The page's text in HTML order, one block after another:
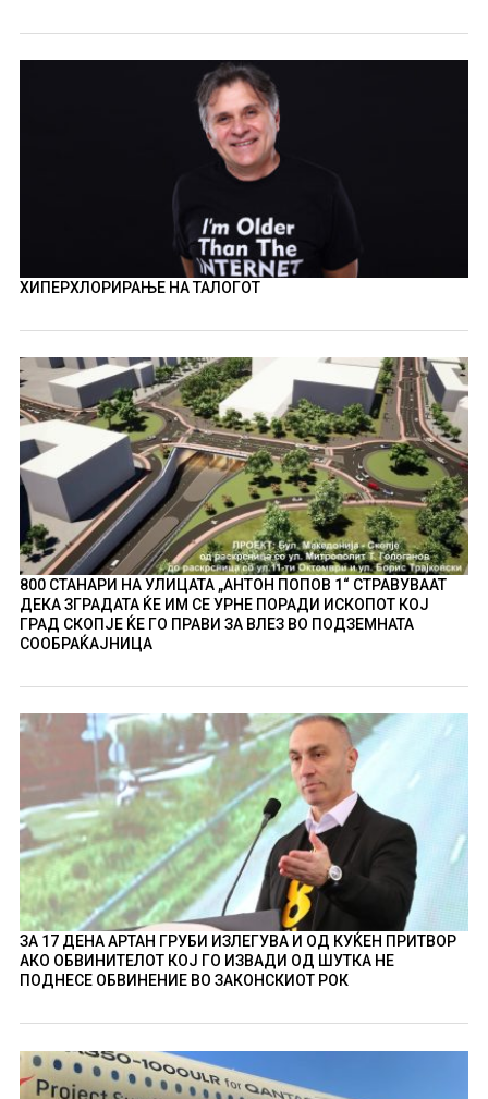
ХИПЕРХЛОРИРАЊЕ НА ТАЛОГОТ
800 СТАНАРИ НА УЛИЦАТА „АНТОН ПОПОВ 1“ СТРАВУВААТ
ДЕКА ЗГРАДАТА ЌЕ ИМ СЕ УРНЕ ПОРАДИ ИСКОПОТ КОЈ
ГРАД СКОПЈЕ ЌЕ ГО ПРАВИ ЗА ВЛЕЗ ВО ПОДЗЕМНАТА
СООБРАЌАЈНИЦА
ЗА 17 ДЕНА АРТАН ГРУБИ ИЗЛЕГУВА И ОД КУЌЕН ПРИТВОР
АКО ОБВИНИТЕЛОТ КОЈ ГО ИЗВАДИ ОД ШУТКА НЕ
ПОДНЕСЕ ОБВИНЕНИЕ ВО ЗАКОНСКИОТ РОК